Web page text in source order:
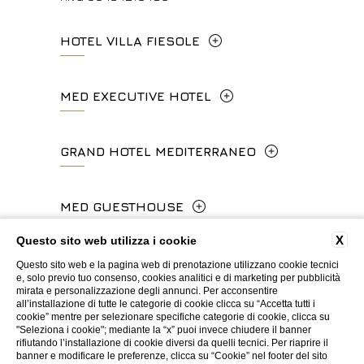
HOTEL VILLA FIESOLE
l'Angelico, 35, 50014 Fiesole Città
+39 055 597252
info.vf@fhhotelgroup.it
concierge.vf@fhhotelgroup.it
booking.vf@fhhotelgroup.it
P.Iva 00434210480
MED EXECUTIVE HOTEL
+39 055 06 92 860
info.meh@fhhotelgroup.it
booking.meh@fhhotelgroup.it
P.Iva 0043421 048 0
GRAND HOTEL MEDITERRANEO
+39 055 660241
info.ghm@fhhotelgroup.it
booking.ghm@fhhotelgroup.it
P.Iva 00434210480
MED GUESTHOUSE
Via Cimabue, 6 - 50121 Firenze
+39 055 0692847
booking.mgh@fhhotelgroup.it
P.Iva 00434210480
FAQ Privacy Cookie Dati societari
Codici GDS
Lavora con noi
Contatti Whistleblowing Accessibilità
WEBSITE BY BLASTNESS
X
Questo sito web utilizza i cookie
Questo sito web e la pagina web di prenotazione utilizzano cookie tecnici
e, solo previo tuo consenso, cookies analitici e di marketing per pubblicità
mirata e personalizzazione degli annunci. Per acconsentire
all’installazione di tutte le categorie di cookie clicca su “Accetta tutti i
cookie” mentre per selezionare specifiche categorie di cookie, clicca su
"Seleziona i cookie"; mediante la “x” puoi invece chiudere il banner
rifiutando l’installazione di cookie diversi da quelli tecnici. Per riaprire il
banner e modificare le preferenze, clicca su “Cookie” nel footer del sito